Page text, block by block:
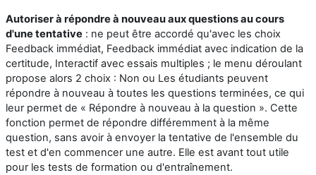
Autoriser à répondre à nouveau aux questions au cours
d'une tentative : ne peut être accordé qu'avec les choix
Feedback immédiat, Feedback immédiat avec indication de la
certitude, Interactif avec essais multiples ; le menu déroulant
propose alors 2 choix : Non ou Les étudiants peuvent
répondre à nouveau à toutes les questions terminées, ce qui
leur permet de « Répondre à nouveau à la question ». Cette
fonction permet de répondre différemment à la même
question, sans avoir à envoyer la tentative de l'ensemble du
test et d'en commencer une autre. Elle est avant tout utile
pour les tests de formation ou d'entraînement.